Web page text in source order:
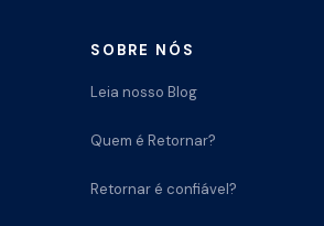
SOBRE NÓS
Leia nosso Blog
Quem é Retornar?
Retornar é confiável?